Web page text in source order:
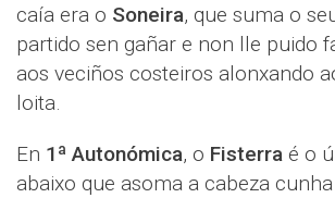
caía era o Soneira, que suma o
partido sen gañar e non lle puido
aos veciños costeiros alonxando
loita.
En 1ª Autonómica, o Fisterra é o
abaixo que asoma a cabeza